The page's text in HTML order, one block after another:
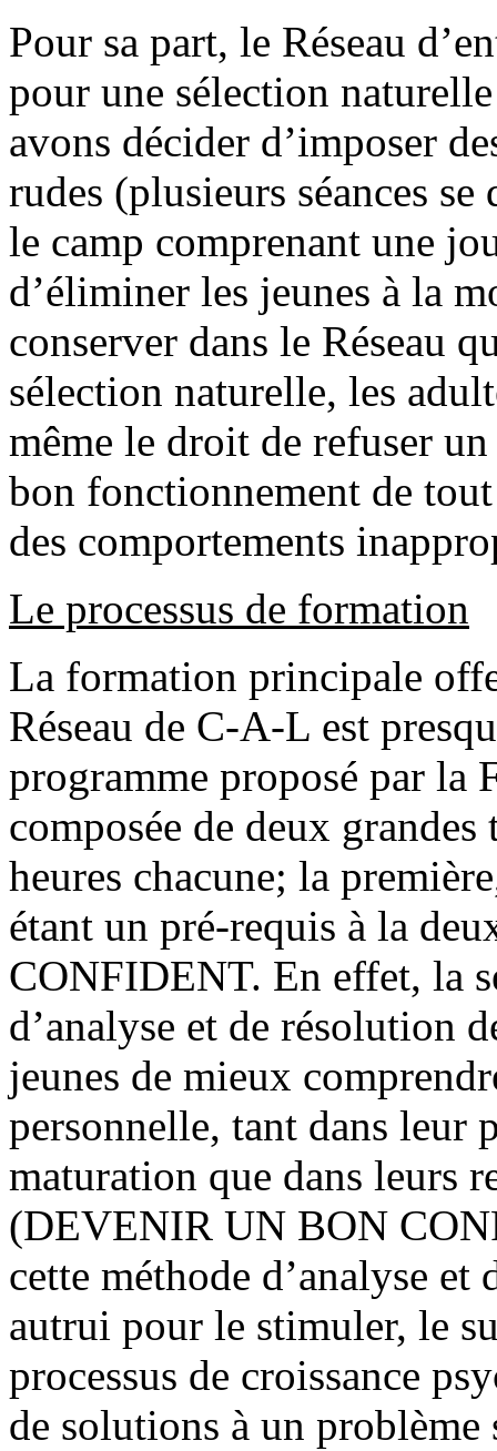
Pour sa part, le Réseau
pour une sélection
avons décider d’imposer
rudes (plusieurs séances
le camp comprenant une
d’éliminer les jeunes à la
conserver dans le Réseau
sélection naturelle, les
même le droit de refuser
bon fonctionnement de
des comportements
Le processus de formation
La formation principale
Réseau de C-A-L est
programme proposé par la
composée de deux
heures chacune; la
étant un pré-requis à la
CONFIDENT. En effet, la
d’analyse et de résolution
jeunes de mieux
personnelle, tant dans leur
maturation que dans leurs
(DEVENIR UN BON
cette méthode d’analyse
autrui pour le stimuler, le
processus de croissance
de solutions à un problème